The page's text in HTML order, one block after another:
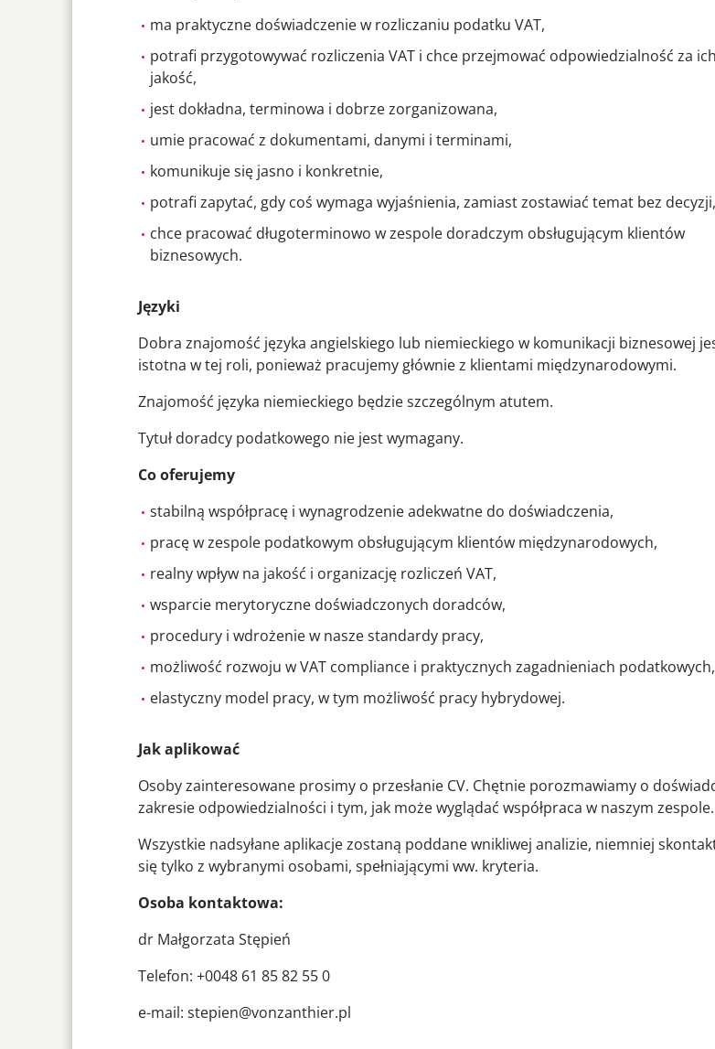
ma praktyczne doświadczenie w rozliczaniu podatku VAT,
potrafi przygotowywać rozliczenia VAT i chce przejmować odpowiedzialność za ich
jakość,
jest dokładna, terminowa i dobrze zorganizowana,
umie pracować z dokumentami, danymi i terminami,
komunikuje się jasno i konkretnie,
potrafi zapytać, gdy coś wymaga wyjaśnienia, zamiast zostawiać temat bez decyzji,
chce pracować długoterminowo w zespole doradczym obsługującym klientów
biznesowych.
Języki
Dobra znajomość języka angielskiego lub niemieckiego w komunikacji biznesowej
istotna w tej roli, ponieważ pracujemy głównie z klientami międzynarodowymi.
Znajomość języka niemieckiego będzie szczególnym atutem.
Tytuł doradcy podatkowego nie jest wymagany.
Co oferujemy
stabilną współpracę i wynagrodzenie adekwatne do doświadczenia,
pracę w zespole podatkowym obsługującym klientów międzynarodowych,
realny wpływ na jakość i organizację rozliczeń VAT,
wsparcie merytoryczne doświadczonych doradców,
procedury i wdrożenie w nasze standardy pracy,
możliwość rozwoju w VAT compliance i praktycznych zagadnieniach podatkowych,
elastyczny model pracy, w tym możliwość pracy hybrydowej.
Jak aplikować
Osoby zainteresowane prosimy o przesłanie CV. Chętnie porozmawiamy o
zakresie odpowiedzialności i tym, jak może wyglądać współpraca w naszym zespole.
Wszystkie nadsyłane aplikacje zostaną poddane wnikliwej analizie, niemniej
się tylko z wybranymi osobami, spełniającymi ww. kryteria.
Osoba kontaktowa:
dr Małgorzata Stępień
Telefon: +0048 61 85 82 55 0
e-mail: stepien@vonzanthier.pl